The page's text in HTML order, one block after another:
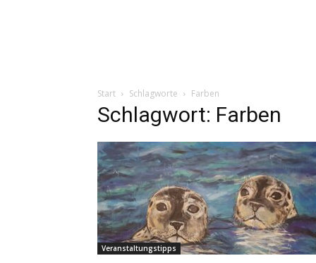
Start Schlagworte Farben
Schlagwort: Farben
Veranstaltungstipps